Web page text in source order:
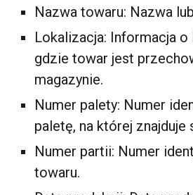
Nazwa towaru: Nazwa
Lokalizacja: Informacja o
gdzie towar jest
magazynie.
Numer palety: Numer
paletę, na której znajduje
Numer partii: Numer
towaru.